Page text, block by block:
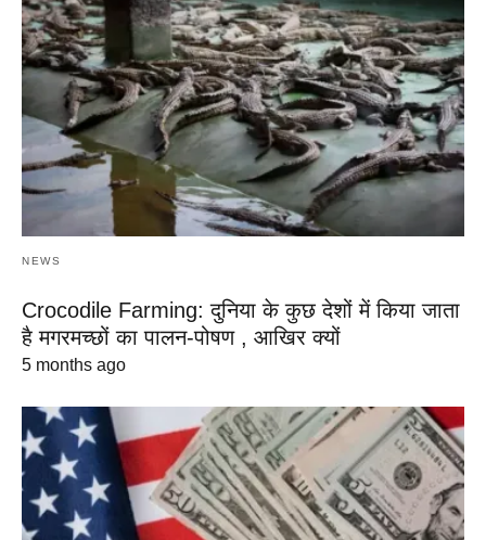
NEWS
Crocodile Farming: दुनिया के कुछ देशों में किया जाता
है मगरमच्छों का पालन-पोषण , आखिर क्यों
5 months ago